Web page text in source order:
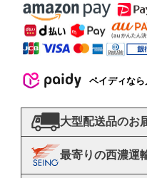
ペイディなら
大型配送品のお
最寄りの西濃運